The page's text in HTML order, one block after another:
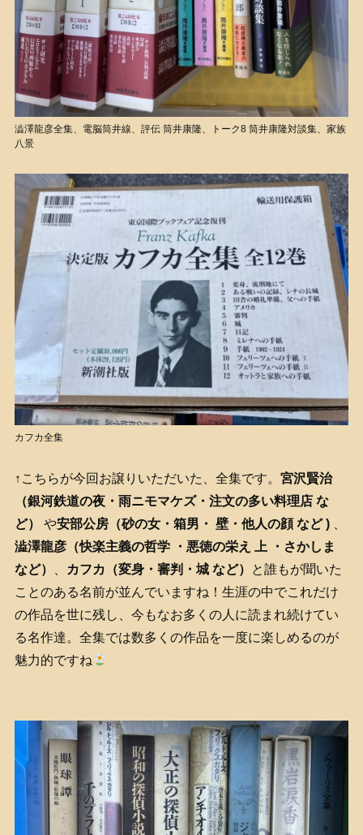
澁澤龍彦全集、電脳筒井線、評伝 筒井康隆、トーク8 筒井康隆対談集、家族
八景
カフカ全集
↑こちらが今回お譲りいただいた、全集です。 宮沢賢治
（銀河鉄道の夜・雨ニモマケズ・注文の多い料理店 な
ど）
や安部公房（砂の女・箱男・ 壁・他人の顔 など )
澁澤龍彦（快楽主義の哲学 ・悪徳の栄え 上 ・さかしま
など）
カフカ（変身・審判・城など）
と誰もが聞いた
ことのある名前が並んでいますね！生涯の中でこれだけ
の作品を世に残し、今もなお多くの人に読まれ続けてい
る名作達。全集では数多くの作品を一度に楽しめるのが
魅力的ですね